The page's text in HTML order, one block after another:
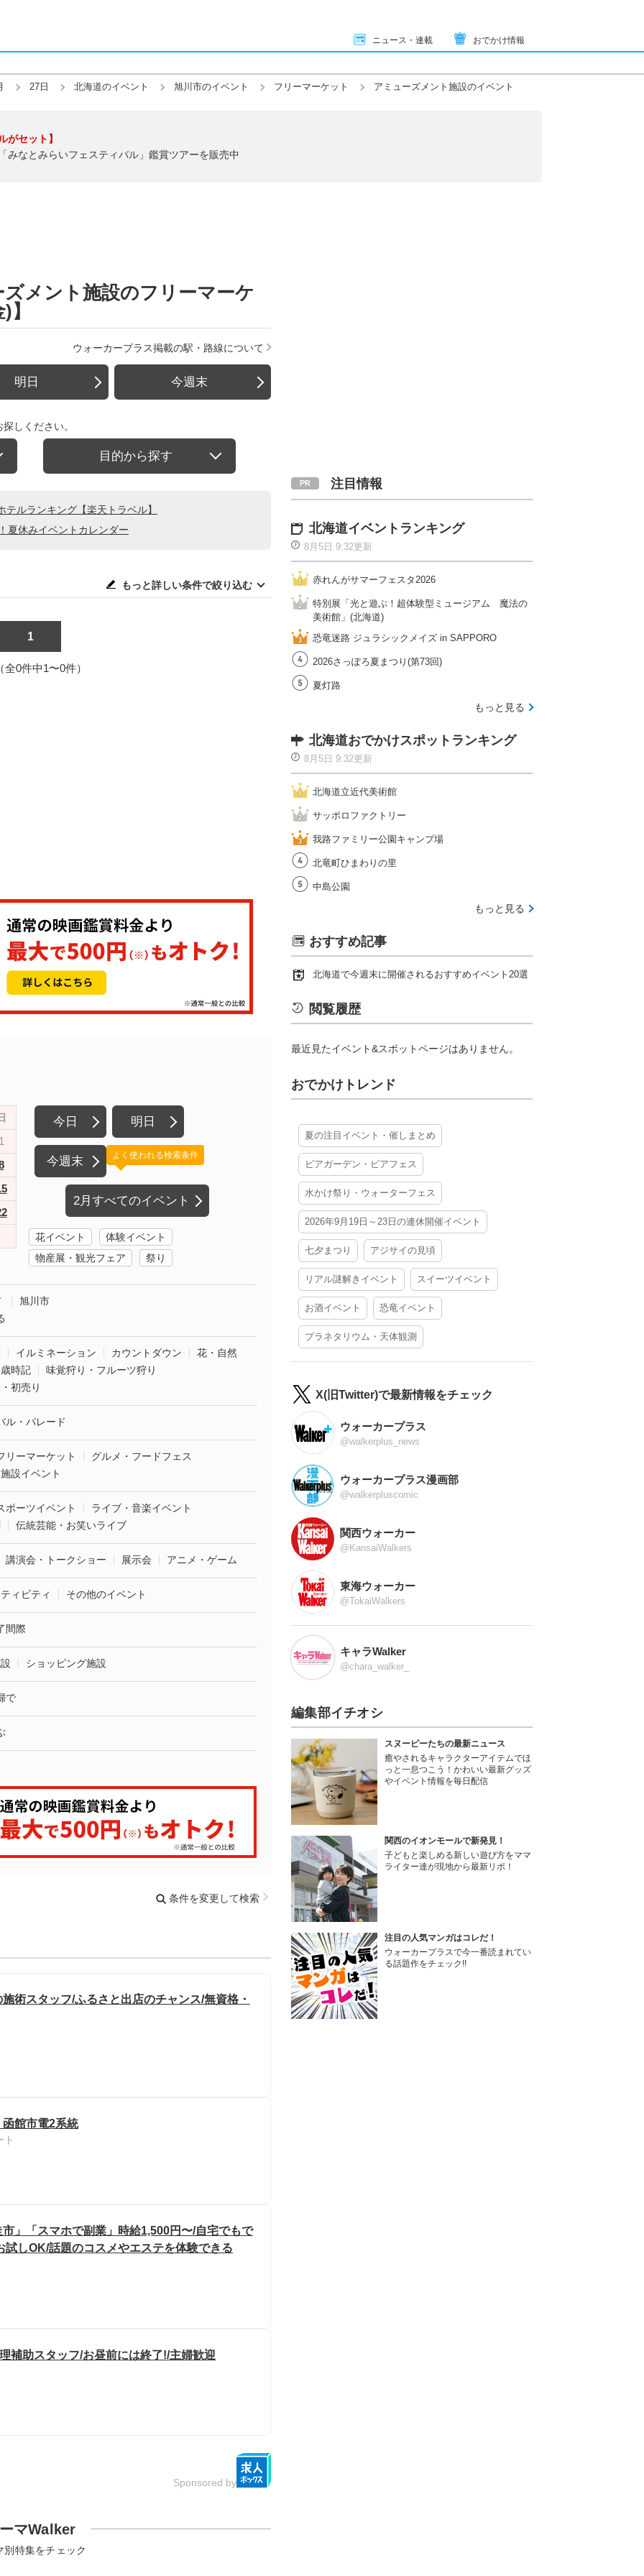
ニュース・連載 おでかけ情報
27日 北海道のイベント 旭川市のイベント フリーマーケット アミューズメント施設のイベント
がセット】
みなとみらいフェスティバル」鑑賞ツアーを販売中
メント施設のフリーマーケ
ウォーカープラス掲載の駅・路線について
明日 今週末
しください。
目的から探す
ルランキング【楽天トラベル】
夏休みイベントカレンダー
もっと詳しい条件で絞り込む
1
全0件中1〜0件）
今日 明日
今週末
2月すべてのイベント
よく使われる検索条件
花イベント
体験イベント
物産展・観光フェア
祭り
旭川市
イルミネーション カウントダウン
花・自然
時記
味覚狩り・フルーツ狩り
初売り
ル・パレード
リーマーケット
グルメ・フードフェス
設イベント
ポーツイベント
ライブ・音楽イベント
伝統芸能・お笑いライブ
講演会・トークショー 展示会 アニメ・ゲーム
ィビティ その他のイベント
間際
ショッピング施設
で
条件を変更して検索
術スタッフ/ふるさと出店のチャンス/無資格・
館市電2系統
ト
」「スマホで副業」時給1,500円〜/自宅でもで
しOK/話題のコスメやエステを体験できる
補助スタッフ/お昼前には終了!/主婦歓迎
Sponsored by
マWalker
別特集をチェック
注目情報
北海道イベントランキング
8月5日 9:32更新
赤れんがサマーフェスタ2026
特別展「光と遊ぶ！超体験型ミュージアム 魔法の
美術館」(北海道)
恐竜迷路 ジュラシックメイズ in SAPPORO
2026さっぽろ夏まつり(第73回)
夏灯路
もっと見る
北海道おでかけスポットランキング
8月5日 9:32更新
北海道立近代美術館
サッポロファクトリー
我路ファミリー公園キャンプ場
北竜町ひまわりの里
中島公園
もっと見る
おすすめ記事
北海道で今週末に開催されるおすすめイベント20選
閲覧履歴
最近見たイベント&スポットページはありません。
おでかけトレンド
夏の注目イベント・催しまとめ
ビアガーデン・ビアフェス
水かけ祭り・ウォーターフェス
2026年9月19日～23日の連休開催イベント
七夕まつり アジサイの見頃
リアル謎解きイベント スイーツイベント
お酒イベント 恐竜イベント
プラネタリウム・天体観測
X(旧Twitter)で最新情報をチェック
ウォーカープラス
@walkerplus_news
ウォーカープラス漫画部
@walkerpluscomic
関西ウォーカー
@KansaiWalkers
東海ウォーカー
@TokaiWalkers
キャラWalker
@chara_walker_
編集部イチオシ
スヌーピーたちの最新ニュース
癒やされるキャラクターアイテムでほ
っと一息つこう！かわいい最新グッズ
やイベント情報を毎日配信
関西のイオンモールで新発見！
子どもと楽しめる新しい遊び方をママ
ライター達が現地から最新リポ！
注目の人気マンガはコレだ！
ウォーカープラスで今一番読まれてい
る話題作をチェック!!